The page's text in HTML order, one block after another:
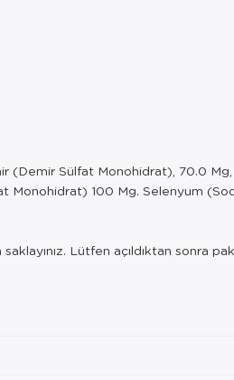
(Demir Sülfat Monohidrat), 70.0
Monohidrat) 100 Mg. Selenyum
Lütfen açıldıktan sonra